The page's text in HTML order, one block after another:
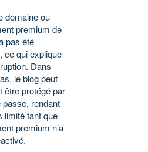
domaine ou
premium de
pas été
ce qui explique
Dans
le blog peut
être protégé par
passe, rendant
limité tant que
premium n’a